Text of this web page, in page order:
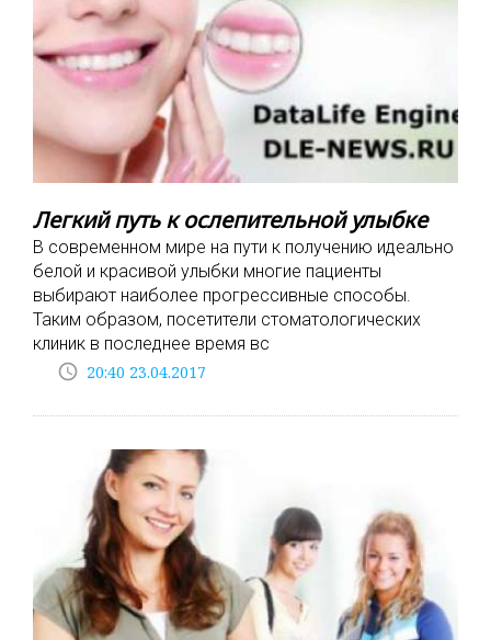
Легкий путь к ослепительной улыбке
В современном мире на пути к получению идеально
белой и красивой улыбки многие пациенты
выбирают наиболее прогрессивные способы.
Таким образом, посетители стоматологических
клиник в последнее время вс
access_time 20:40 23.04.2017